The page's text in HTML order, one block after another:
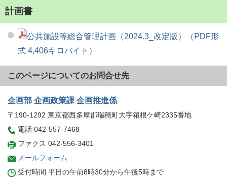
計画書
公共施設等総合管理計画（2024.3_改定版）（PDF形
式 4,406キロバイト）
このページについてのお問合せ先
企画部 企画政策課 企画推進係
〒190-1292 東京都西多摩郡瑞穂町大字箱根ケ崎2335番地
電話 042-557-7468
ファクス 042-556-3401
メールフォーム
受付時間 平日の午前8時30分から午後5時まで